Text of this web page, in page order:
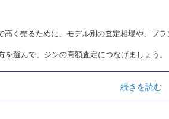
高く売るために、モデル別の査定相場や、ブ
選んで、ジンの高額査定につなげましょう。
続きを読む